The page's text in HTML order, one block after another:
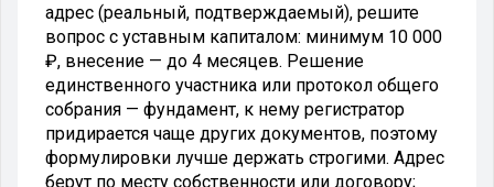
адрес (реальный, подтверждаемый), решите
вопрос с уставным капиталом: минимум 10 000
₽, внесение — до 4 месяцев. Решение
единственного участника или протокол общего
собрания — фундамент, к нему регистратор
придирается чаще других документов, поэтому
формулировки лучше держать строгими. Адрес
берут по месту собственности или договору;